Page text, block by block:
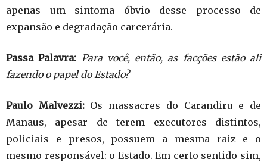
apenas um sintoma óbvio desse processo de
expansão e degradação carcerária.
Passa Palavra: Para você, então, as facções estão ali
fazendo o papel do Estado?
Paulo Malvezzi:Os massacres do Carandiru e de
Manaus, apesar de terem executores distintos,
policiais e presos, possuem a mesma raiz e o
mesmo responsável: o Estado. Em certo sentido sim,